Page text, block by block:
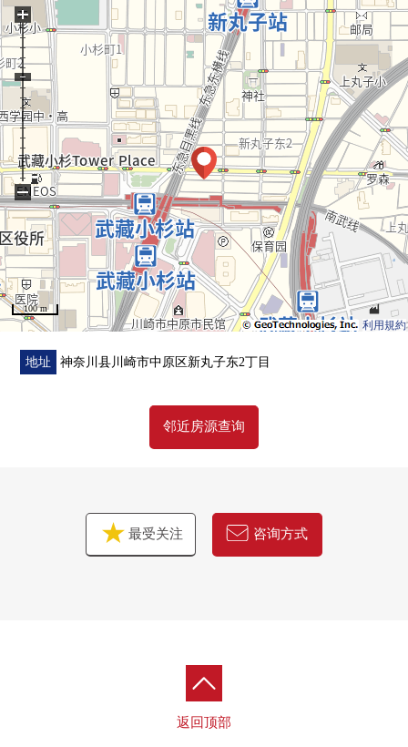
▼设备
・有洗碗机的厨房
・壁橱
・门口收纳
▼翻新内容(2026年6月实施)
・厨房(组合厨房、W2290、洗碗机)
・浴室(整体卫浴.1216)
・厕所(附带温水冲洗马桶座的厕所)
・洗脸室(盥洗台、防水洗衣机底座)
・管道的铺设(热水供应，排水，煤气管道(专有部分))
・供水管(比专有小组内部跳水)
・热水供应设备(在热水供应器、再加热、多功能遥控)
・地板：地板(LDK，西式房间，走廊)
・地板：层瓷砖(门口，洗脸室，厕所，脱衣服的室)
・墙天花板：Cross张替
・空调先行管道的铺设(西式房间1.2.LDK)
利用規約
100 m
+
−
地址 神奈川县川崎市中原区新丸子东2丁目
邻近房源查询
最受关注 咨询方式
返回顶部